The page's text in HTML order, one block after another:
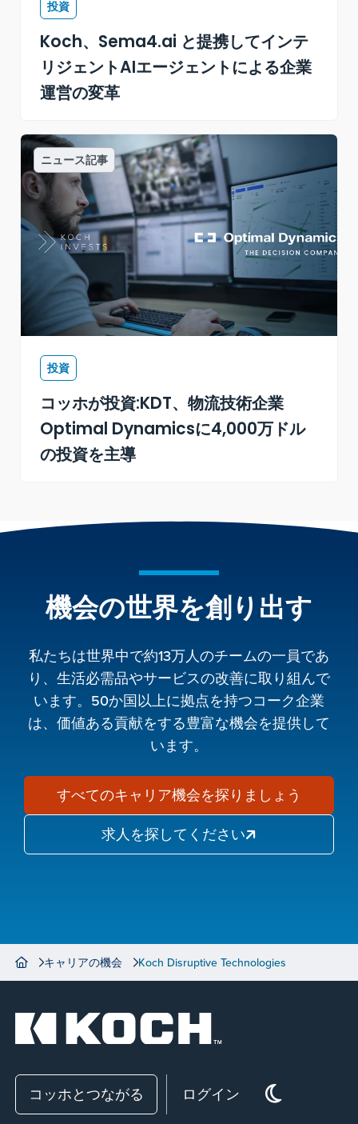
投資
Koch、Sema4.ai と提携してインテ
リジェントAIエージェントによる企業
運営の変革
ニュース記事
投資
コッホが投資:KDT、物流技術企業
Optimal Dynamicsに4,000万ドル
の投資を主導
機会の世界を創り出す
私たちは世界中で約13万人のチームの一員であ
り、生活必需品やサービスの改善に取り組んで
います。50か国以上に拠点を持つコーク企業
は、価値ある貢献をする豊富な機会を提供して
います。
すべてのキャリア機会を探りましょう
求人を探してください
キャリアの機会 Koch Disruptive Technologies
コッホとつながる ログイン